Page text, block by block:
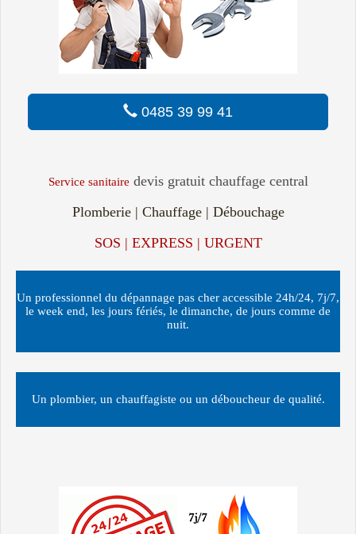
0485 39 99 41
Service sanitaire devis gratuit chauffage central
Plomberie | Chauffage | Débouchage
SOS | EXPRESS | URGENT
Un professionnel du dépannage pas cher accessible 24h/24, 7j/7,
le week end, les jours fériés, le dimanche, de jours comme de
nuit.
Un plombier, un chauffagiste ou un déboucheur de qualité.